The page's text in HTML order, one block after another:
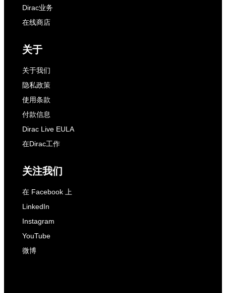
Dirac业务
在线商店
关于
关于我们
隐私政策
使用条款
付款信息
Dirac Live EULA
在Dirac工作
关注我们
在 Facebook 上
LinkedIn
Instagram
YouTube
微博